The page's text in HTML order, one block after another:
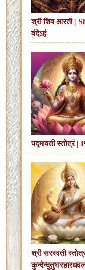
श्री शिव आरती |
वंदेऽहं
पद्मावती स्तोत्रं
श्री सरस्वती